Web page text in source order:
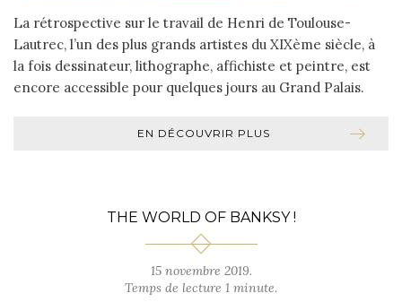
La rétrospective sur le travail de Henri de Toulouse-
Lautrec, l’un des plus grands artistes du XIXème siècle, à
la fois dessinateur, lithographe, affichiste et peintre, est
encore accessible pour quelques jours au Grand Palais.
EN DÉCOUVRIR PLUS
THE WORLD OF BANKSY !
15 novembre 2019.
Temps de lecture 1 minute.